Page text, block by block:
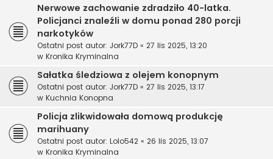
Nerwowe zachowanie zdradziło 40-latka.
Policjanci znaleźli w domu ponad 280 porcji
narkotyków
Ostatni post autor: Jork77D « 27 lis 2025, 13:20
w Kronika Kryminalna
Sałatka śledziowa z olejem konopnym
Ostatni post autor: Jork77D « 27 lis 2025, 13:17
w Kuchnia Konopna
Policja zlikwidowała domową produkcję
marihuany
Ostatni post autor: Lolo542 « 26 lis 2025, 13:07
w Kronika Kryminalna